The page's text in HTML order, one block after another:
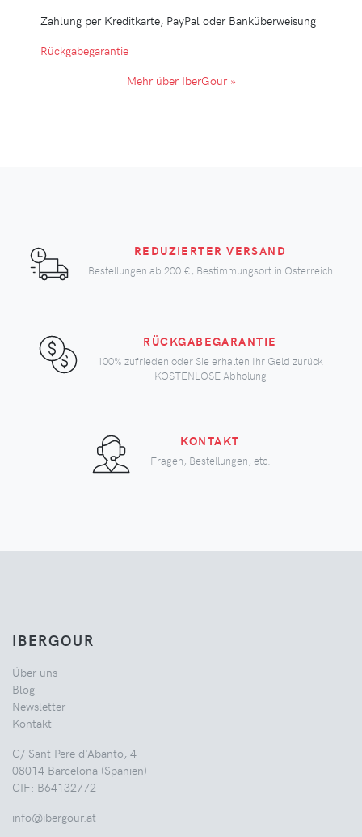
Zahlung per Kreditkarte, PayPal oder Banküberweisung
Rückgabegarantie
Mehr über IberGour »
REDUZIERTER VERSAND
Bestellungen ab 200 €, Bestimmungsort in Österreich
RÜCKGABEGARANTIE
100% zufrieden oder Sie erhalten Ihr Geld zurück
KOSTENLOSE Abholung
KONTAKT
Fragen, Bestellungen, etc.
IBERGOUR
Über uns
Blog
Newsletter
Kontakt
C/ Sant Pere d'Abanto, 4
08014 Barcelona (Spanien)
CIF: B64132772
info@ibergour.at